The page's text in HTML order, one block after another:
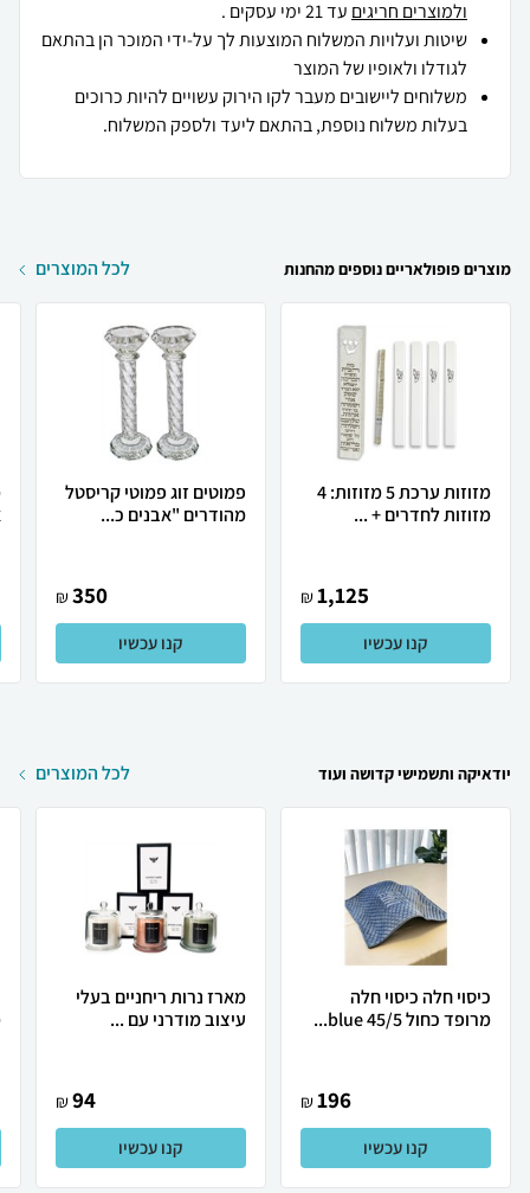
ולמוצרים חריגים עד 21 ימי עסקים .
שיטות ועלויות המשלוח המוצעות לך על-ידי המוכר הן בהתאם
לגודלו ולאופיו של המוצר
משלוחים ליישובים מעבר לקו הירוק עשויים להיות כרוכים
בעלות משלוח נוספת, בהתאם ליעד ולספק המשלוח.
מוצרים פופולאריים נוספים מהחנות לכל המוצרים
מזוזות ערכת 5 מזוזות: 4
מזוזות לחדרים + ...
1,125
₪
קנו עכשיו
פמוטים זוג פמוטי קריסטל
מהודרים "אבנים כ...
350
₪
קנו עכשיו
יודאיקה ותשמישי קדושה ועוד לכל המוצרים
כיסוי חלה כיסוי חלה
מרופד כחול blue 45/5...
196
₪
קנו עכשיו
מארז נרות ריחניים בעלי
עיצוב מודרני עם ...
94
₪
קנו עכשיו